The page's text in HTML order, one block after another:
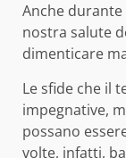
Anche
nostra salute
dimenticare
Le sfide che il
impegnative,
possano
volte, infatti,